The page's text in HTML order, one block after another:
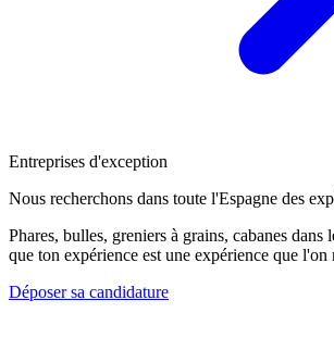
Entreprises d'exception
Nous recherchons dans toute l'Espagne des
Phares, bulles, greniers à grains, cabanes
que ton expérience est une expérience que
Déposer sa candidature